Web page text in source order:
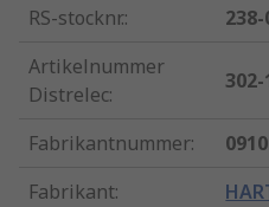
RS-stocknr.:
Artikelnummer
Distrelec:
Fabrikantnummer:
Fabrikant: